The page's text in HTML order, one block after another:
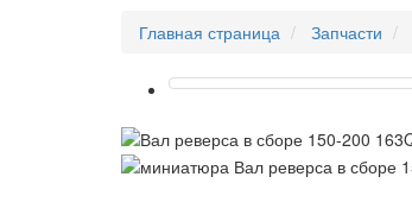
Главная страница
Запчасти